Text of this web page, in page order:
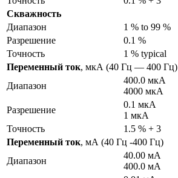
Скважность
Диапазон
1 % to 99 %
Разрешение
0.1 %
Точность
1 % typical
Переменный ток, мкА (40 Гц — 400 Гц)
Диапазон
400.0 мкА
4000 мкА
Разрешение
0.1 мкА
1 мкА
Точность
1.5 % + 3
Переменный ток, мА (40 Гц -400 Гц)
Диапазон
40.00 мА
400.0 мА